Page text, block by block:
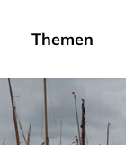
Themen